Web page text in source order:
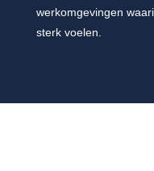
werkomgevingen
sterk voelen.